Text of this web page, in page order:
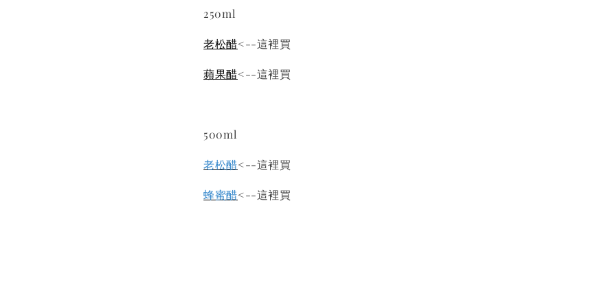
250ml
老松醋<--這裡買
蘋果醋<--這裡買
500ml
老松醋<--這裡買
蜂蜜醋<--這裡買